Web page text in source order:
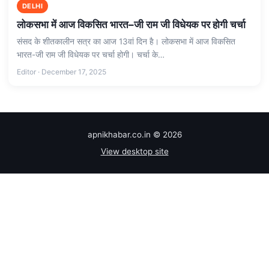
DELHI
लोकसभा में आज विकसित भारत–जी राम जी विधेयक पर होगी चर्चा
संसद के शीतकालीन सत्र का आज 13वां दिन है। लोकसभा में आज विकसित
भारत-जी राम जी विधेयक पर चर्चा होगी। चर्चा के…
Editor · December 17, 2025
apnikhabar.co.in © 2026
View desktop site